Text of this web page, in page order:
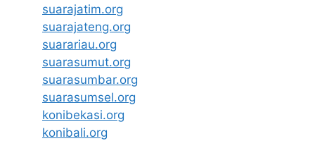
suarajatim.org
suarajateng.org
suarariau.org
suarasumut.org
suarasumbar.org
suarasumsel.org
konibekasi.org
konibali.org